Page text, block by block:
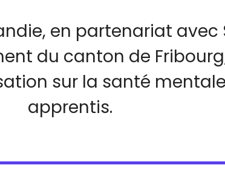
en partenariat avec
du canton de
sur la santé
apprentis.